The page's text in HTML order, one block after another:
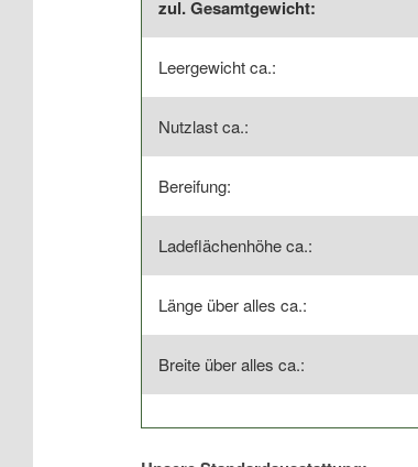
zul. Gesamtgewicht:
Leergewicht ca.:
Nutzlast ca.:
Bereifung:
Ladeflächenhöhe ca.:
Länge über alles ca.:
Breite über alles ca.: